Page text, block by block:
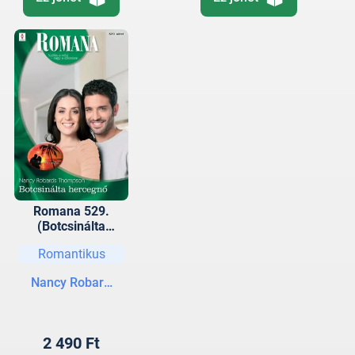
Romana 529.
(Botcsinálta
Romantikus
Nancy Robards Thompson
2 490 Ft